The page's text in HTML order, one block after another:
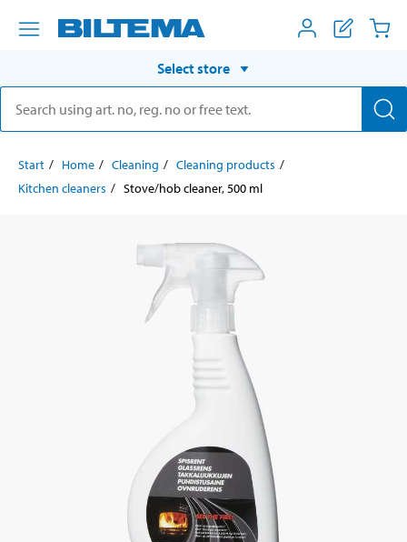
Select store
Start Home Cleaning
Cleaning products
Kitchen cleaners
Stove/hob cleaner, 500 ml